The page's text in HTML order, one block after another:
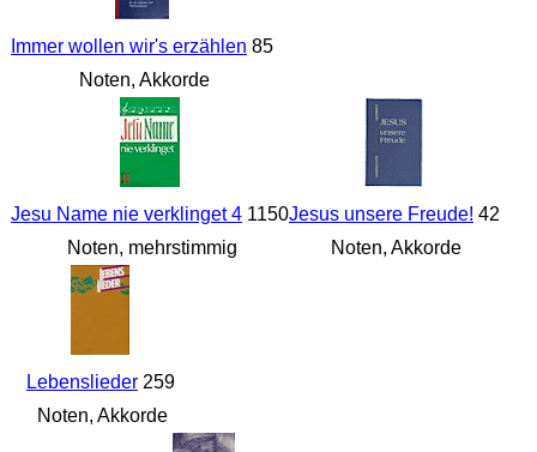
Immer wollen wir's erzählen 85
Noten, Akkorde
Jesu Name nie verklinget 41150
Noten, mehrstimmig
Jesus unsere Freude! 42
Noten, Akkorde
Lebenslieder259
Noten, Akkorde